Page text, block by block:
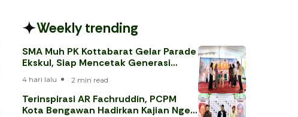
Weekly trending
SMA Muh PK Kottabarat Gelar Parade
Ekskul, Siap Mencetak Generasi
4 hari lalu 2 min read
Terinspirasi AR Fachruddin, PCPM
Kota Bengawan Hadirkan Kajian Nge-